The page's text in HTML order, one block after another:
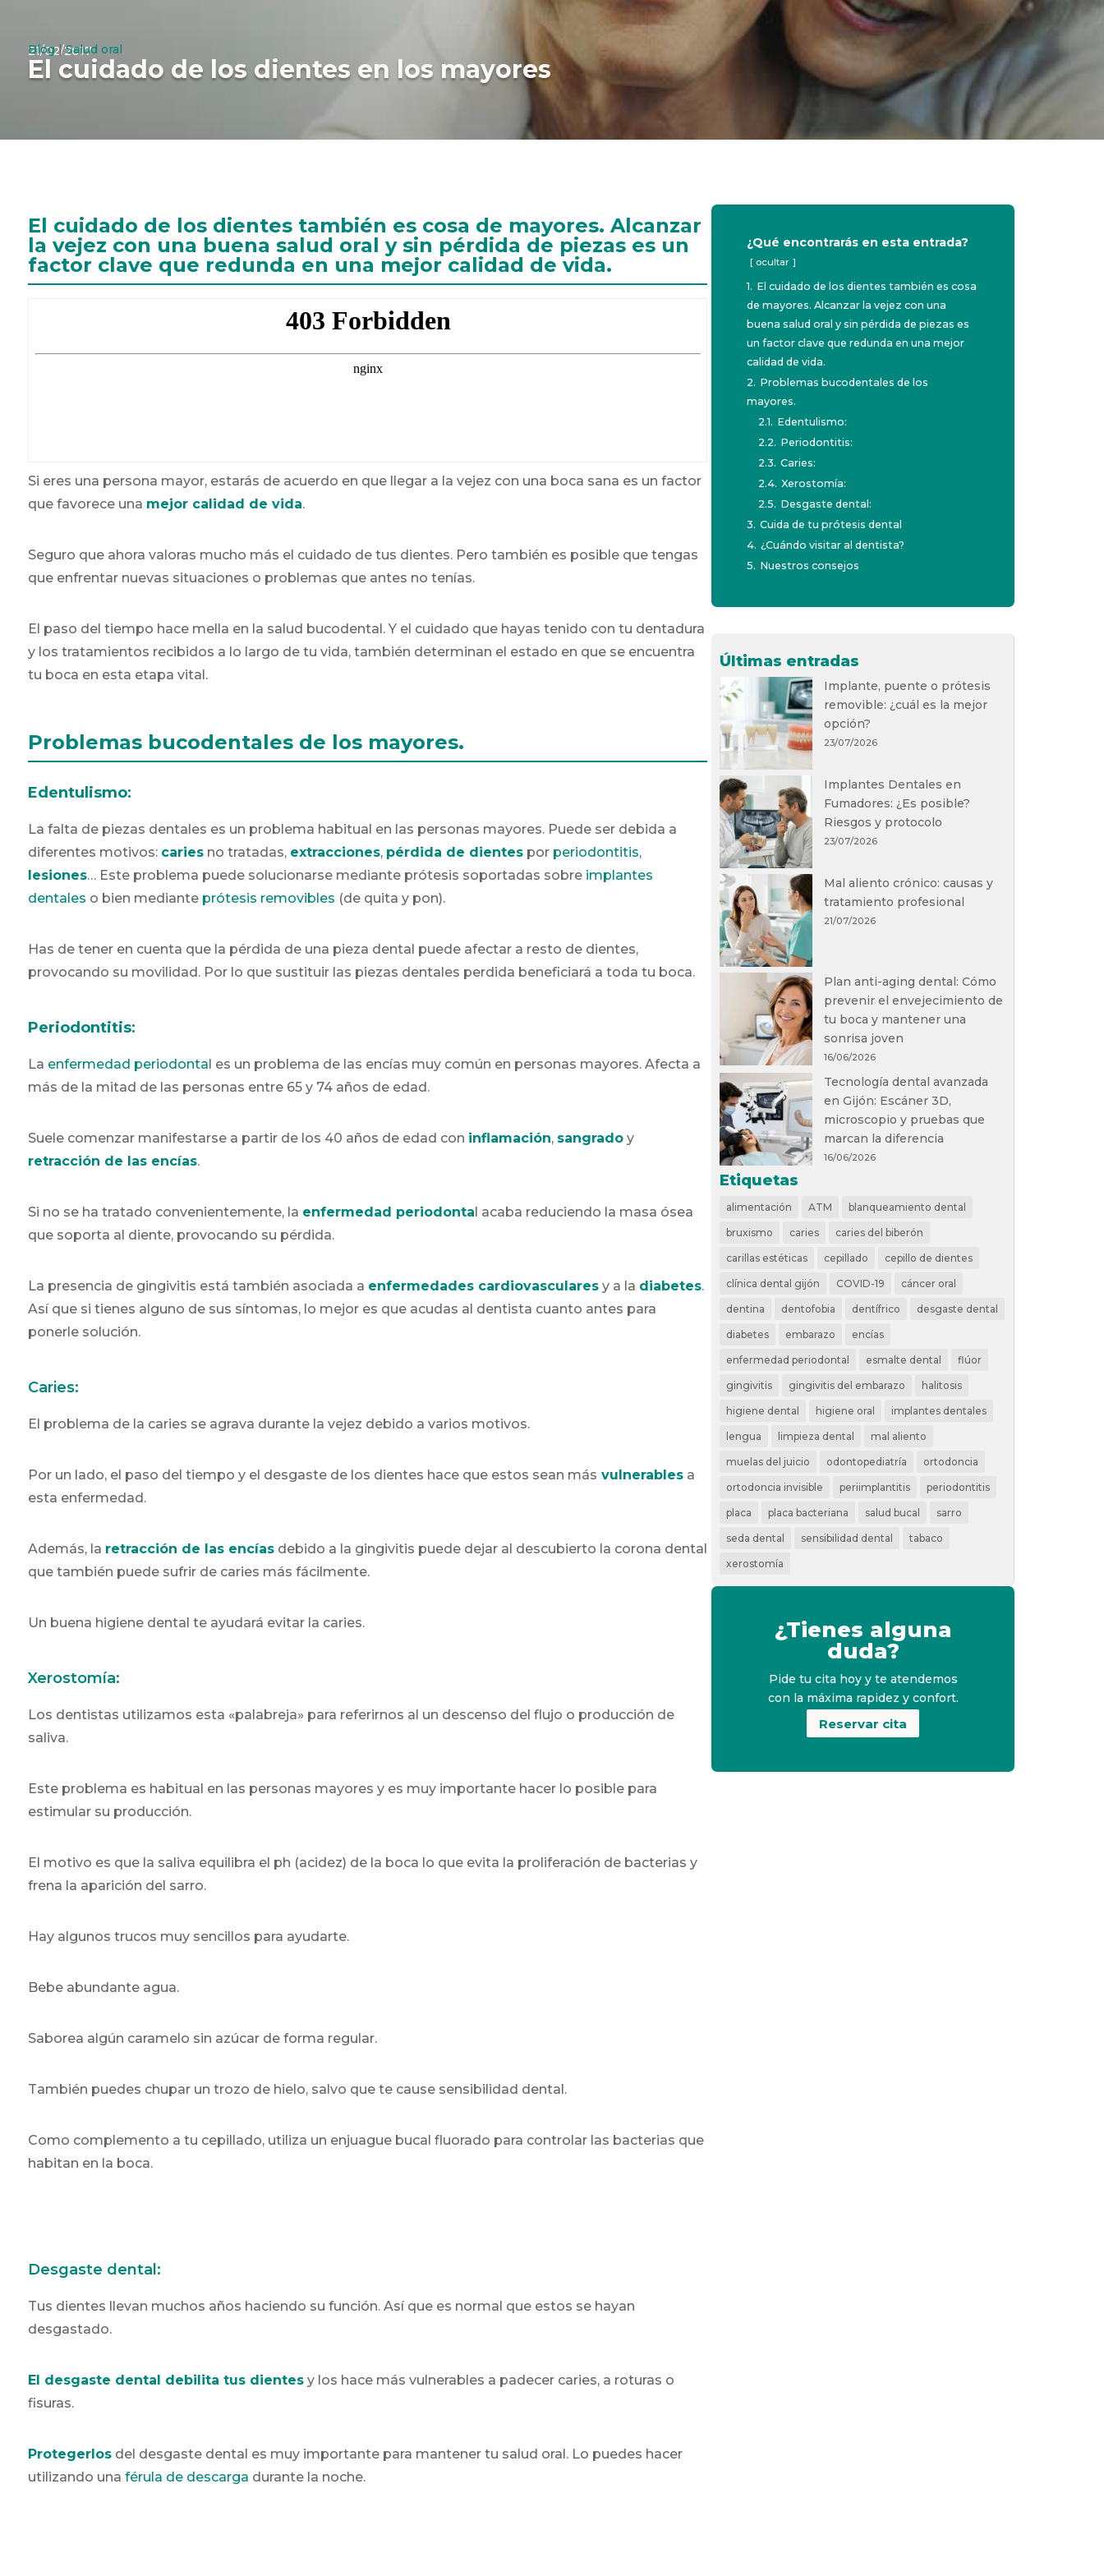
El cuidado de los dientes en los mayores
21/02/2017
Blog|Salud oral
El cuidado de los dientes también es cosa de mayores. Alcanzar
la vejez con una buena salud oral y sin pérdida de piezas es un
factor clave que redunda en una mejor calidad de vida.
Si eres una persona mayor, estarás de acuerdo en que llegar a la vejez con una boca sana es un factor
que favorece una mejor calidad de vida.
Seguro que ahora valoras mucho más el cuidado de tus dientes. Pero también es posible que tengas
que enfrentar nuevas situaciones o problemas que antes no tenías.
El paso del tiempo hace mella en la salud bucodental. Y el cuidado que hayas tenido con tu dentadura
y los tratamientos recibidos a lo largo de tu vida, también determinan el estado en que se encuentra
tu boca en esta etapa vital.
Problemas bucodentales de los mayores.
Edentulismo:
La falta de piezas dentales es un problema habitual en las personas mayores. Puede ser debida a
diferentes motivos: cariesno tratadas, extracciones, pérdida de dientespor periodontitis,
lesiones… Este problema puede solucionarse mediante prótesis soportadas sobreimplantes
dentales o bien mediante prótesis removibles (de quita y pon).
Has de tener en cuenta que la pérdida de una pieza dental puede afectar a resto de dientes,
provocando su movilidad. Por lo que sustituir las piezas dentales perdida beneficiará a toda tu boca.
Periodontitis:
La enfermedad periodonta l es un problema de las encías muy común en personas mayores. Afecta a
más de la mitad de las personas entre 65 y 74 años de edad.
Suele comenzar manifestarse a partir de los 40 años de edad con inflamación, sangradoy
retracción de las encías.
Si no se ha tratado convenientemente, la enfermedad periodonta l acaba reduciendo la masa ósea
que soporta al diente, provocando su pérdida.
La presencia de gingivitis está también asociada a enfermedades cardiovascularesy a la diabetes.
Así que si tienes alguno de sus síntomas, lo mejor es que acudas al dentista cuanto antes para
ponerle solución.
Caries:
El problema de la caries se agrava durante la vejez debido a varios motivos.
Por un lado, el paso del tiempo y el desgaste de los dientes hace que estos sean más vulnerablesa
esta enfermedad.
Además, la retracción de las encíasdebido a la gingivitis puede dejar al descubierto la corona dental
que también puede sufrir de caries más fácilmente.
Un buena higiene dental te ayudará evitar la caries.
Xerostomía:
Los dentistas utilizamos esta «palabreja» para referirnos al un descenso del flujo o producción de
saliva.
Este problema es habitual en las personas mayores y es muy importante hacer lo posible para
estimular su producción.
El motivo es que la saliva equilibra el ph (acidez) de la boca lo que evita la proliferación de bacterias y
frena la aparición del sarro.
Hay algunos trucos muy sencillos para ayudarte.
Bebe abundante agua.
Saborea algún caramelo sin azúcar de forma regular.
También puedes chupar un trozo de hielo, salvo que te cause sensibilidad dental.
Como complemento a tu cepillado, utiliza un enjuague bucal fluorado para controlar las bacterias que
habitan en la boca.
Desgaste dental:
Tus dientes llevan muchos años haciendo su función. Así que es normal que estos se hayan
desgastado.
El desgaste dental debilita tus dientesy los hace más vulnerables a padecer caries, a roturas o
fisuras.
Protegerlosdel desgaste dental es muy importante para mantener tu salud oral. Lo puedes hacer
utilizando una férula de descarga durante la noche.
¿Qué encontrarás en esta entrada?
ocultar
1. El cuidado de los dientes también es cosa
de mayores. Alcanzar la vejez con una
buena salud oral y sin pérdida de piezas es
un factor clave que redunda en una mejor
calidad de vida.
2. Problemas bucodentales de los
mayores.
2.1. Edentulismo:
2.2. Periodontitis:
2.3. Caries:
2.4. Xerostomía:
2.5. Desgaste dental:
3. Cuida de tu prótesis dental
4. ¿Cuándo visitar al dentista?
5. Nuestros consejos
Últimas entradas
Implante, puente o prótesis
removible: ¿cuál es la mejor
opción?
23/07/2026
Implantes Dentales en
Fumadores: ¿Es posible?
Riesgos y protocolo
23/07/2026
Mal aliento crónico: causas y
tratamiento profesional
21/07/2026
Plan anti-aging dental: Cómo
prevenir el envejecimiento de
tu boca y mantener una
sonrisa joven
16/06/2026
Tecnología dental avanzada
en Gijón: Escáner 3D,
microscopio y pruebas que
marcan la diferencia
16/06/2026
Etiquetas
alimentación ATM blanqueamiento dental
bruxismo caries caries del biberón
carillas estéticas cepillado cepillo de dientes
clínica dental gijón COVID-19 cáncer oral
dentina dentofobia dentífrico desgaste dental
diabetes embarazo encías
enfermedad periodontal esmalte dental flúor
gingivitis gingivitis del embarazo halitosis
higiene dental higiene oral implantes dentales
lengua limpieza dental mal aliento
muelas del juicio odontopediatría ortodoncia
ortodoncia invisible periimplantitis periodontitis
placa placa bacteriana salud bucal sarro
seda dental sensibilidad dental tabaco
xerostomía
¿Tienes alguna
duda?
Pide tu cita hoy y te atendemos
con la máxima rapidez y confort.
Reservar cita